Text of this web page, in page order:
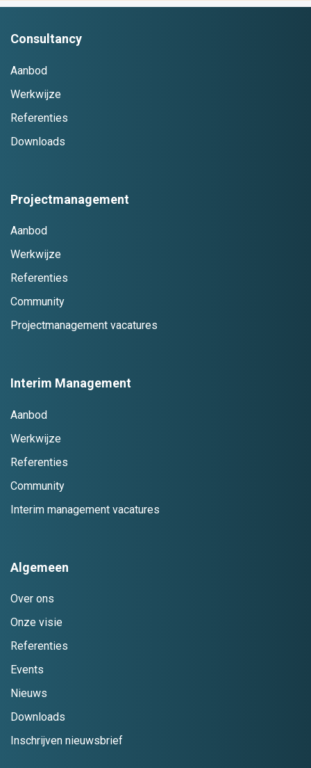
Consultancy
Aanbod
Werkwijze
Referenties
Downloads
Projectmanagement
Aanbod
Werkwijze
Referenties
Community
Projectmanagement vacatures
Interim Management
Aanbod
Werkwijze
Referenties
Community
Interim management vacatures
Algemeen
Over ons
Onze visie
Referenties
Events
Nieuws
Downloads
Inschrijven nieuwsbrief